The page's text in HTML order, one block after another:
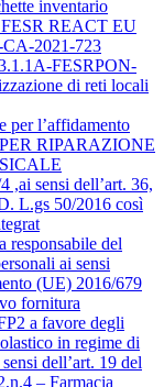
inventario
REACT EU
2021-723
FESRPON-
di reti locali
per l’affidamento
RIPARAZIONE
sensi dell’art. 36,
L.gs 50/2016 così
responsabile del
ai sensi
(UE) 2016/679
fornitura
a favore degli
in regime di
dell’art. 19 del
– Farmacia